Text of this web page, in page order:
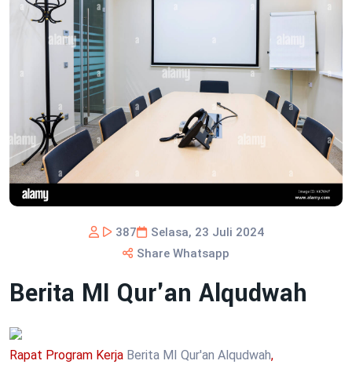
387
Selasa, 23 Juli 2024
Share Whatsapp
Berita MI Qur'an Alqudwah
Rapat Program Kerja Berita MI Qur'an Alqudwah,